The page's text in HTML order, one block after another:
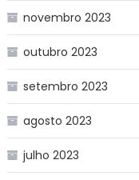
novembro 2023
outubro 2023
setembro 2023
agosto 2023
julho 2023